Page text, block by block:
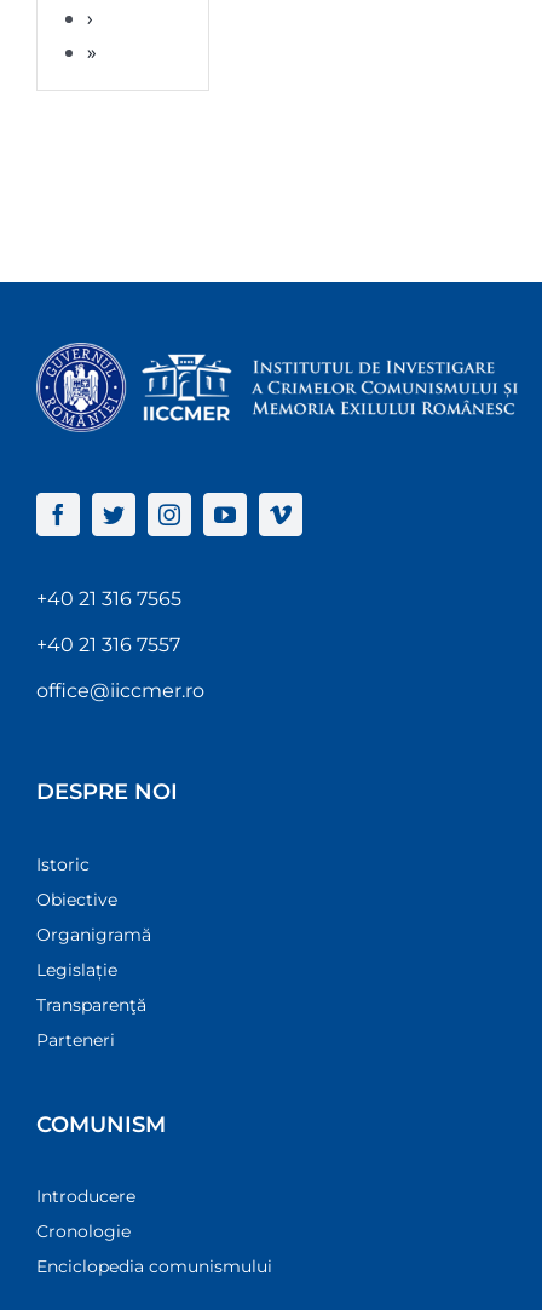
›
»
+40 21 316 7565
+40 21 316 7557
office@iiccmer.ro
DESPRE NOI
Istoric
Obiective
Organigramă
Legislație
Transparenţă
Parteneri
COMUNISM
Introducere
Cronologie
Enciclopedia comunismului